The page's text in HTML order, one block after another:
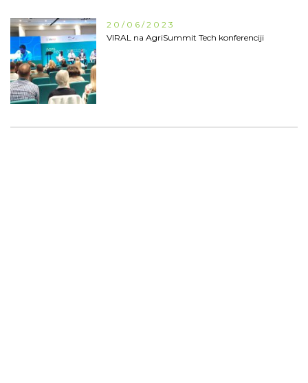
20/06/2023
VIRAL na AgriSummit Tech konferenciji